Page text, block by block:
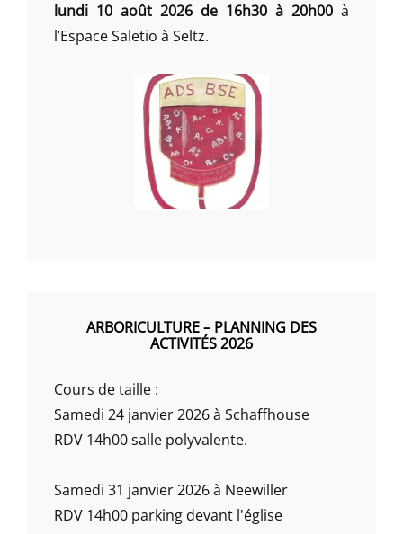
lundi 10 août 2026 de 16h30 à 20h00 à
l’Espace Saletio à Seltz.
ARBORICULTURE – PLANNING DES
ACTIVITÉS 2026
Cours de taille :
Samedi 24 janvier 2026 à Schaffhouse
RDV 14h00 salle polyvalente.
Samedi 31 janvier 2026 à Neewiller
RDV 14h00 parking devant l'église